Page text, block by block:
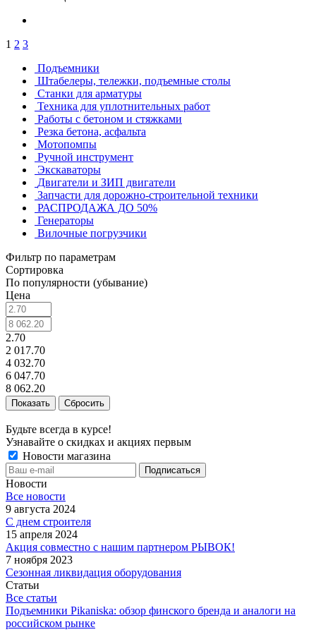
1 2 3
Подъемники
Штабелеры, тележки, подъемные столы
Станки для арматуры
Техника для уплотнительных работ
Работы с бетоном и стяжками
Резка бетона, асфальта
Мотопомпы
Ручной инструмент
Экскаваторы
Двигатели и ЗИП двигатели
Запчасти для дорожно-строительной техники
РАСПРОДАЖА ДО 50%
Генераторы
Вилочные погрузчики
Фильтр по параметрам
Сортировка
По популярности (убывание)
Цена
2.70
2 017.70
4 032.70
6 047.70
8 062.20
Сбросить
Будьте всегда в курсе!
Узнавайте о скидках и акциях первым
Новости магазина
Новости
Все новости
9 августа 2024
С днем строителя
15 апреля 2024
Акция совместно с нашим партнером РЫВОК!
7 ноября 2023
Сезонная ликвидация оборудования
Статьи
Все статьи
Подъемники Pikaniska: обзор финского бренда и аналоги на
российском рынке